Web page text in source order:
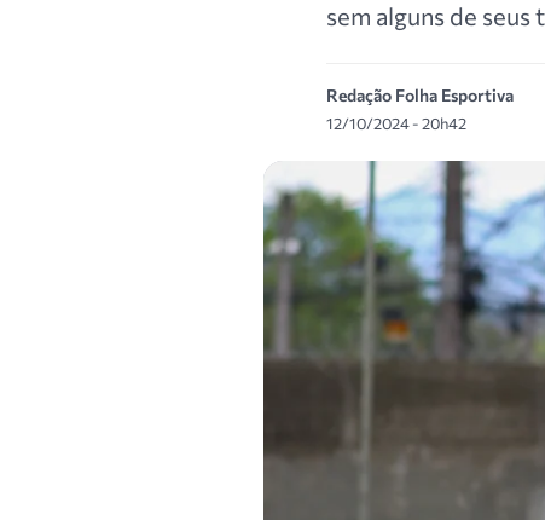
sem alguns de seus
Redação Folha Esportiva
12/10/2024 - 20h42